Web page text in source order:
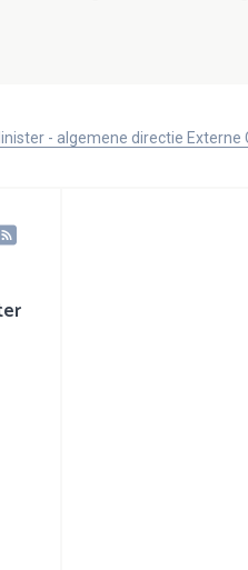
- algemene directie